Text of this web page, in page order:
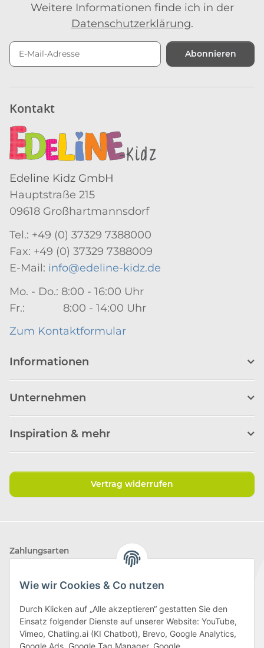
Wie wir Cookies & Co nutzen
Durch Klicken auf „Alle akzeptieren“ gestatten Sie den
Einsatz folgender Dienste auf unserer Website: YouTube,
Vimeo, Chatling.ai (KI Chatbot), Brevo, Google Analytics,
Weitere Informationen finde ich in der
Datenschutzerklärung.
Abonnieren
Kontakt
Edeline Kidz GmbH
Hauptstraße 215
09618 Großhartmannsdorf
Tel.: +49 (0) 37329 7388000
Fax: +49 (0) 37329 7388009
E-Mail: info@edeline-kidz.de
Mo. - Do.: 8:00 - 16:00 Uhr
Fr.: 8:00 - 14:00 Uhr
Zum Kontaktformular
Informationen
Unternehmen
Inspiration & mehr
Vertrag widerrufen
Zahlungsarten
Wir versenden mit